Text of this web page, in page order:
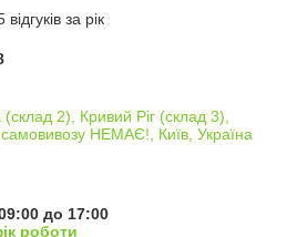
за рік
2), Кривий Ріг (склад 3),
НЕМАЄ!, Київ, Україна
до 17:00
роботи